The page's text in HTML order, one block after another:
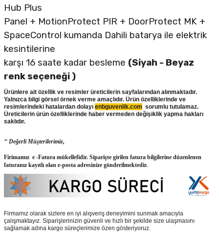
Hub Plus
Panel + MotionProtect PIR + DoorProtect MK +
SpaceControl kumanda Dahili batarya ile elektrik
kesintilerine
karşı 16 saate kadar besleme (Siyah - Beyaz
renk seçeneği )
Ürünlere ait özellik ve resimler üreticilerin sayfalarından alınmaktadır.
Yalnızca bilgi görsel örnek verme amaçlıdır. Ürün özelliklerinde ve
resimlerindeki hatalardan dolayı enbguvenlik.com sorumlu tutulamaz.
Üreticilerin ürün özelliklerinde haber vermeden değişiklik yapma hakları
saklıdır.
‘‘ Değerli Müşterilerimiz,
Firimamız e -Fatura mükellefidir. Siparişte girilen fatura bilgilerine düzenlenen
faturanız kayıtlı olan e-posta adresinize gönderilmektedir.
Firmamız olarak sizlere en iyi alışveriş deneyimini sunmak amacıyla
çalışmaktayız. Siparişlerinizin güvenli ve hızlı bir şekilde size ulaşmasını
sağlamak adına kargo süreçlerimize özen gösteriyoruz.